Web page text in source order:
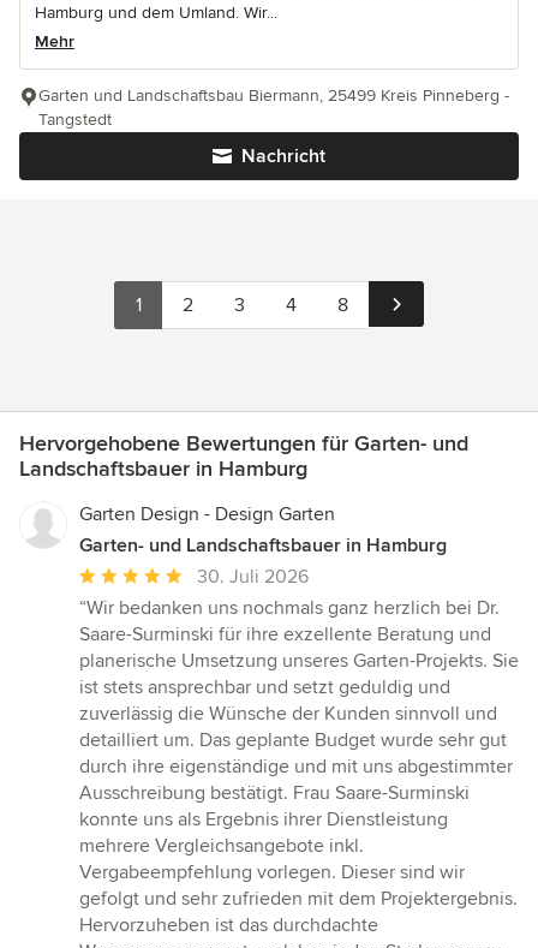
Hamburg und dem Umland. Wir...
Mehr
Nachricht
Garten und Landschaftsbau Biermann, 25499 Kreis Pinneberg -
Tangstedt
1 2 3 4 8
Hervorgehobene Bewertungen für Garten- und
Landschaftsbauer in Hamburg
Garten Design - Design Garten
Garten- und Landschaftsbauer in Hamburg
Durchschnittliche
Bewertung:
5
von
5
Sternen
30. Juli 2026
“Wir bedanken uns nochmals ganz herzlich bei Dr.
Saare-Surminski für ihre exzellente Beratung und
planerische Umsetzung unseres Garten-Projekts. Sie
ist stets ansprechbar und setzt geduldig und
zuverlässig die Wünsche der Kunden sinnvoll und
detailliert um. Das geplante Budget wurde sehr gut
durch ihre eigenständige und mit uns abgestimmter
Ausschreibung bestätigt. Frau Saare-Surminski
konnte uns als Ergebnis ihrer Dienstleistung
mehrere Vergleichsangebote inkl.
Vergabeempfehlung vorlegen. Dieser sind wir
gefolgt und sehr zufrieden mit dem Projektergebnis.
Hervorzuheben ist das durchdachte